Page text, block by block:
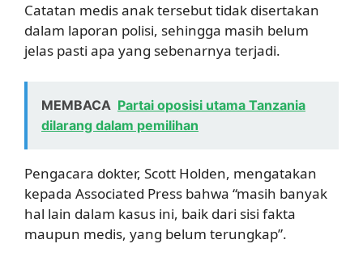
Catatan medis anak tersebut tidak disertakan
dalam laporan polisi, sehingga masih belum
jelas pasti apa yang sebenarnya terjadi.
MEMBACA Partai oposisi utama Tanzania
dilarang dalam pemilihan
Pengacara dokter, Scott Holden, mengatakan
kepada Associated Press bahwa “masih banyak
hal lain dalam kasus ini, baik dari sisi fakta
maupun medis, yang belum terungkap”.